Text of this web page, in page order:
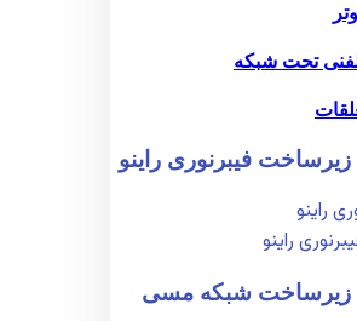
تحت شبکه
فیبر‌نوری راینو
راینو
راینو
زیر‌ساخت شبکه مسی